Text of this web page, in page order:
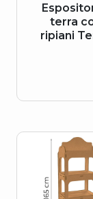
terra
ripiani